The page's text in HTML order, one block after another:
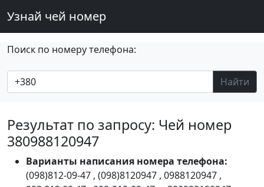
Узнай чей номер
Поиск по номеру телефона:
Найти
Результат по запросу: Чей номер
380988120947
Варианты написания номера телефона:
(098)812-09-47 , (098)8120947 , 0988120947 ,